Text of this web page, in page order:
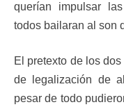
querían impulsar
todos bailaran al son
El pretexto de los
de legalización de
pesar de todo